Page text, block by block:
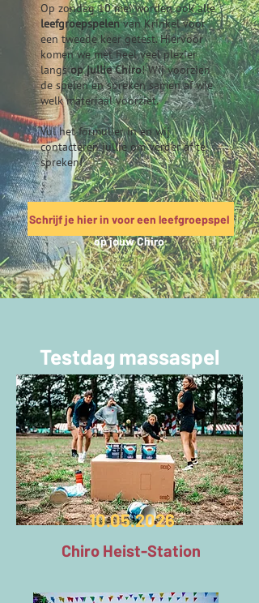
Op zondag 10 mei worden ook alle
leefgroepspelenvan Krinkel voor
een tweede keer getest. Hiervoor
komen we met heel veel plezier
langsop jullie Chiro! Wij voorzien
de spelen en spreken samen af wie
welk materiaal voorziet.
Vul het formulier in en wij
contacteren jullie om verder af te
spreken!
Schrijf je hier in voor een leefgroepspel
op jouw Chiro
10.05.2026
Chiro Heist-Station
Testdag massaspel